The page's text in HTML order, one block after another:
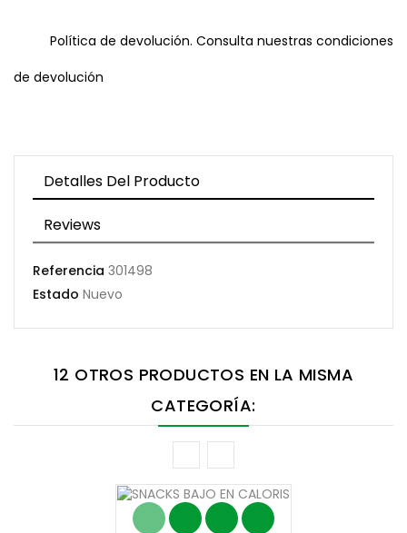
Política de devolución. Consulta nuestras condiciones
de devolución
Detalles Del Producto
Reviews
Referencia 301498
Estado Nuevo
12 OTROS PRODUCTOS EN LA MISMA
CATEGORÍA: